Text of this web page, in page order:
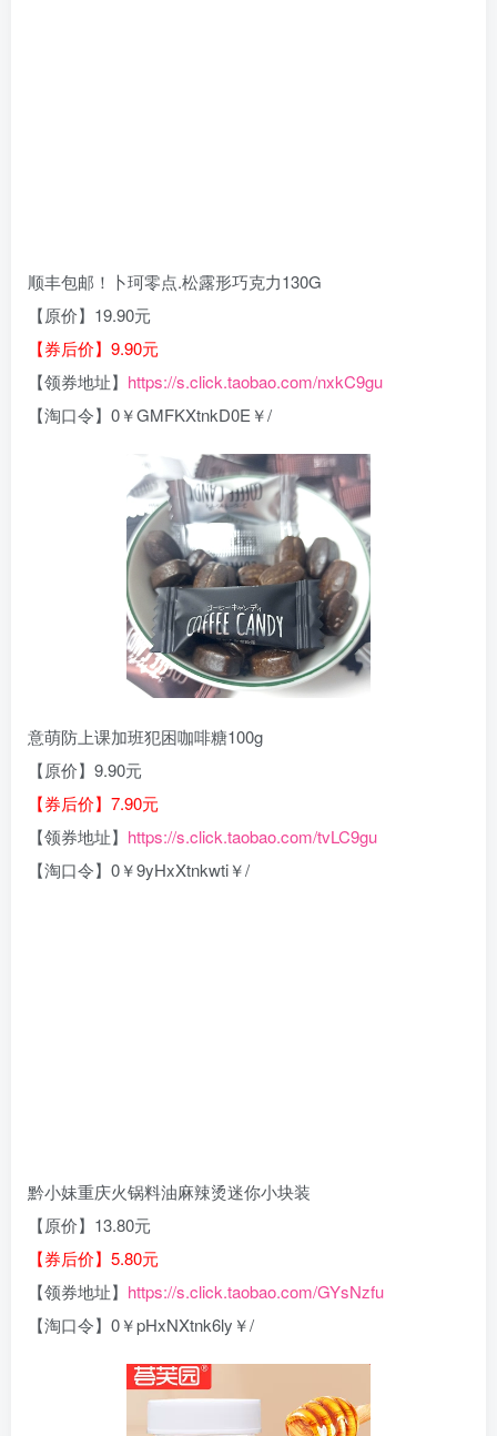
顺丰包邮！卜珂零点.松露形巧克力130G
【原价】19.90元
【券后价】9.90元
【领券地址】 https://s.click.taobao.com/nxkC9gu
【淘口令】0￥GMFKXtnkD0E￥/
意萌防上课加班犯困咖啡糖100g
【原价】9.90元
【券后价】7.90元
【领券地址】 https://s.click.taobao.com/tvLC9gu
【淘口令】0￥9yHxXtnkwti￥/
黔小妹重庆火锅料油麻辣烫迷你小块装
【原价】13.80元
【券后价】5.80元
【领券地址】 https://s.click.taobao.com/GYsNzfu
【淘口令】0￥pHxNXtnk6ly￥/